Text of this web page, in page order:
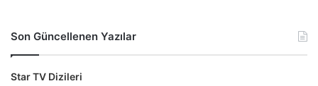
Son Güncellenen Yazılar
Star TV Dizileri